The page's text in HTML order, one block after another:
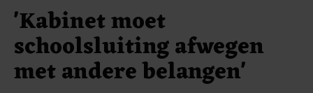
'Kabinet moet
schoolsluiting afwegen
met andere belangen'